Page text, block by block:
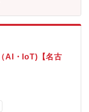
常検知や予知保全・完
書調査・社内文書の検
スケジューリング最適
社について】・2020年
ース市場上場を成し遂
1.5倍で急拡大2026年2
込む超高成長企業圧倒
率約28%の卓越したビ
わず幅広い層の社員が
キーエンス出身者や大
ながらも堅実な経営を
AI・IoT)【名古